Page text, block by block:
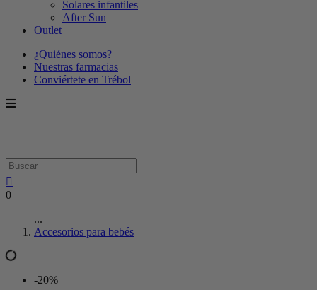
Solares infantiles
After Sun
Outlet
¿Quiénes somos?
Nuestras farmacias
Conviértete en Trébol
0
...
Accesorios para bebés
-20%